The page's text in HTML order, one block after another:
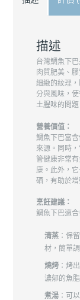
描述
台灣鯛魚下
肉質肥美、
細緻的紋理
分與風味，
土腥味的問題
營養價值：
鯛魚下巴富
來源。同時
管健康非常
康。此外，
硒，有助於
烹飪建議：
鯛魚下巴適合
清蒸 ：保
材，簡單
燒烤 ：烤
濃郁的魚
煮湯 ：可